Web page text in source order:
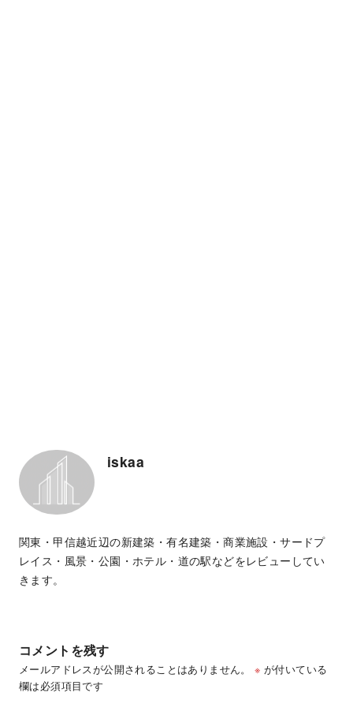
iskaa
関東・甲信越近辺の新建築・有名建築・商業施設・サードプ
レイス・風景・公園・ホテル・道の駅などをレビューしてい
きます。
コメントを残す
メールアドレスが公開されることはありません。 ※ が付いている
欄は必須項目です